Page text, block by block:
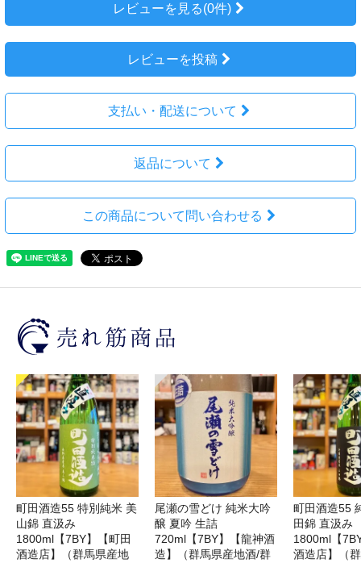
レビューを見る(0件)
レビューを投稿
支払い・配送について
返品について
この商品について問い合わせる
町田酒造55 特別純米 美
山錦 直汲み
1800ml【7BY】【町田
酒造店】（群馬県産地
尾瀬の雪どけ 純米大吟
醸 夏吟 生詰
720ml【7BY】【龍神酒
造】（群馬県産地酒/群
町田酒造55
田錦 直汲み
1800ml【
酒造店】（